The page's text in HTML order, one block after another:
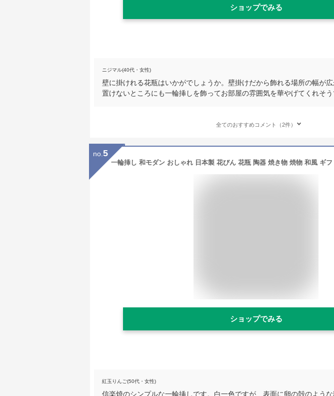
ショップでみる
ニジマル(40代・女性)
壁に掛けれる花瓶はいかがでしょうか。壁掛けだから飾れる場所の幅が
置けないところにも一輪挿しを飾ってお部屋の雰囲気を華やげてくれそう
全てのおすすめコメント（2件）
no. 5
ショップでみる
紅玉りんご(50代・女性)
信楽焼のシンプルな一輪挿しです。白一色ですが、表面に卵の殻のよう